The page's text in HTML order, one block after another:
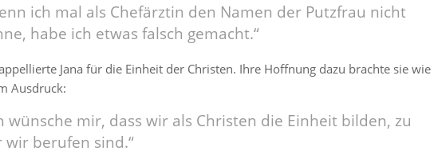
ich mal als Chefärztin den Namen der Putzfrau nicht
habe ich etwas falsch gemacht.“
Jana für die Einheit der Christen. Ihre Hoffnung dazu brachte sie wie
Ausdruck:
wünsche mir, dass wir als Christen die Einheit bilden, zu
wir berufen sind.“